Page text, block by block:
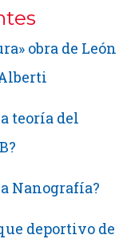
obra de León
teoría del
Nanografía?
deportivo de